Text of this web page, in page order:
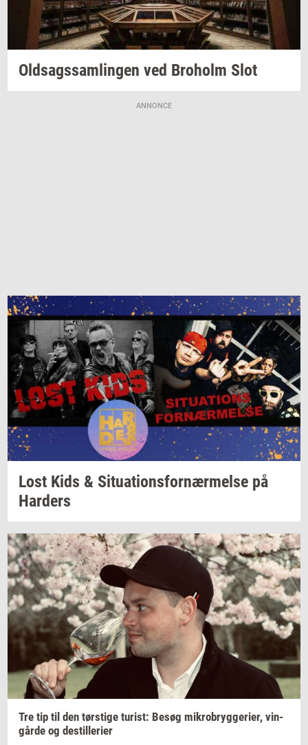
Oldsags­sam­lin­gen ved Bro­holm Slot
ANNONCE
Lost Kids & Si­tu­a­tions­for­nær­mel­se på
Har­ders
Tre tip til den tørsti­ge turist: Besøg mi­kro­bryg­ge­ri­er, vin­
går­de og destil­le­ri­er